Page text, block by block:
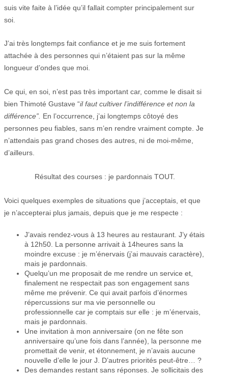
suis vite faite à l’idée qu’il fallait compter principalement sur
soi.
J’ai très longtemps fait confiance et je me suis fortement
attachée à des personnes qui n’étaient pas sur la même
longueur d’ondes que moi.
Ce qui, en soi, n’est pas très important car, comme le disait si
bien Thimoté Gustave “il faut cultiver l’indifférence et non la
différence”. En l’occurrence, j’ai longtemps côtoyé des
personnes peu fiables, sans m’en rendre vraiment compte. Je
n’attendais pas grand choses des autres, ni de moi-même,
d’ailleurs.
Résultat des courses : je pardonnais TOUT.
Voici quelques exemples de situations que j’acceptais, et que
je n’accepterai plus jamais, depuis que je me respecte :
J’avais rendez-vous à 13 heures au restaurant. J’y étais
à 12h50. La personne arrivait à 14heures sans la
moindre excuse : je m’énervais (j’ai mauvais caractère),
mais je pardonnais.
Quelqu’un me proposait de me rendre un service et,
finalement ne respectait pas son engagement sans
même me prévenir. Ce qui avait parfois d’énormes
répercussions sur ma vie personnelle ou
professionnelle car je comptais sur elle : je m’énervais,
mais je pardonnais.
Une invitation à mon anniversaire (on ne fête son
anniversaire qu’une fois dans l’année), la personne me
promettait de venir, et étonnement, je n’avais aucune
nouvelle d’elle le jour J. D’autres priorités peut-être… ?
Des demandes restant sans réponses. Je sollicitais des